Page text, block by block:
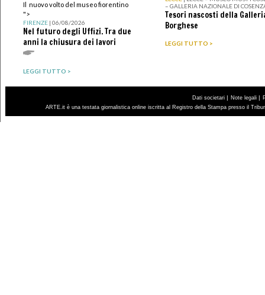
Il nuovo volto del museo fiorentino
">
FIRENZE| 06/08/2026
Nel futuro degli Uffizi. Tra due
anni la chiusura dei lavori
LEGGI TUTTO >
– GALLERIA NAZIONALE DI
Tesori nascosti della
Borghese
LEGGI TUTTO >
Dati societari | Note legali |
ARTE.it è una testata giornalistica online iscritta al Registro della Stampa presso il